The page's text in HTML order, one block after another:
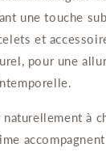
une touche
et
pour une
naturellement à